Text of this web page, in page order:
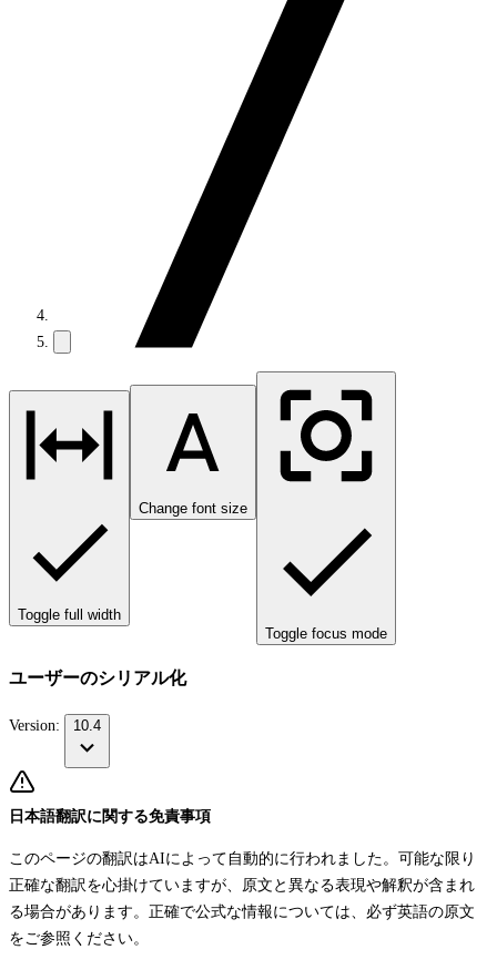
Toggle full width
Change font size
Toggle focus mode
ユーザーのシリアル化
Version: 10.4
日本語翻訳に関する免責事項
このページの翻訳はAIによって自動的に行われました。可能な限り
正確な翻訳を心掛けていますが、原文と異なる表現や解釈が含まれ
る場合があります。正確で公式な情報については、必ず英語の原文
をご参照ください。